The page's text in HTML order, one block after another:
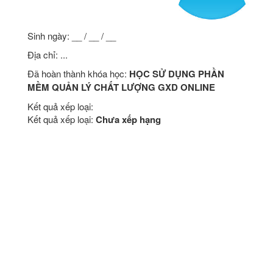
Sinh ngày: __ / __ / __
Địa chỉ: ...
Đã hoàn thành khóa học: HỌC SỬ DỤNG PHẦN
MỀM QUẢN LÝ CHẤT LƯỢNG GXD ONLINE
Kết quả xếp loại:
Kết quả xếp loại: Chưa xếp hạng